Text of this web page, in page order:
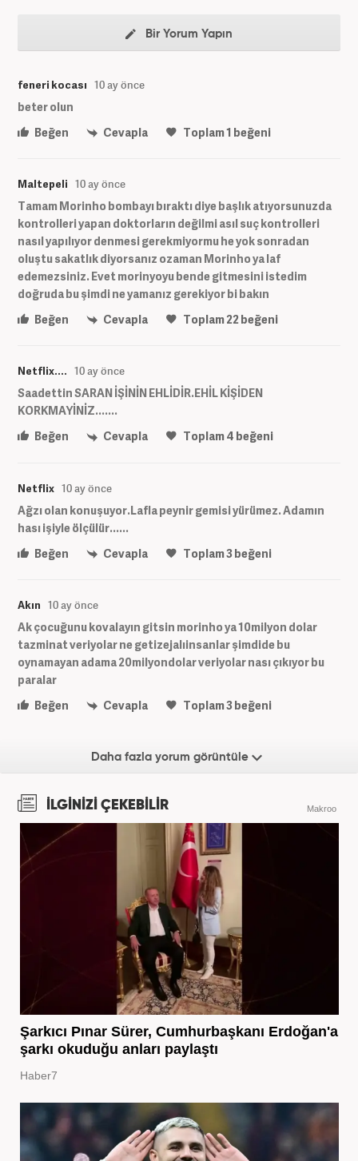
Bir Yorum Yapın
feneri kocası 10 ay önce
beter olun
Beğen
Cevapla Toplam1 beğeni
Maltepeli 10 ay önce
Tamam Morinho bombayı bıraktı diye başlık atıyorsunuzda
kontrolleri yapan doktorların değilmi asıl suç kontrolleri
nasıl yapılıyor denmesi gerekmiyormu he yok sonradan
oluştu sakatlık diyorsanız ozaman Morinho ya laf
edemezsiniz. Evet morinyoyu bende gitmesini istedim
doğruda bu şimdi ne yamanız gerekiyor bi bakın
Beğen
Cevapla Toplam22beğeni
Netflix.... 10 ay önce
Saadettin SARAN İŞİNİN EHLİDİR.EHİL KİŞİDEN
KORKMAYİNİZ.......
Beğen
Cevapla Toplam4 beğeni
Netflix 10 ay önce
Ağzı olan konuşuyor.Lafla peynir gemisi yürümez. Adamın
hası işiyle ölçülür......
Beğen
Cevapla Toplam3beğeni
Akın 10 ay önce
Ak çocuğunu kovalayın gitsin morinho ya 10milyon dolar
tazminat veriyolar ne getizejalıinsanlar şimdide bu
oynamayan adama 20milyondolar veriyolar nası çıkıyor bu
paralar
Beğen
Cevapla Toplam3beğeni
Daha fazla yorum görüntüle
İLGİNİZİ ÇEKEBİLİR Makroo
Şarkıcı Pınar Sürer, Cumhurbaşkanı Erdoğan'a
şarkı okuduğu anları paylaştı
Haber7